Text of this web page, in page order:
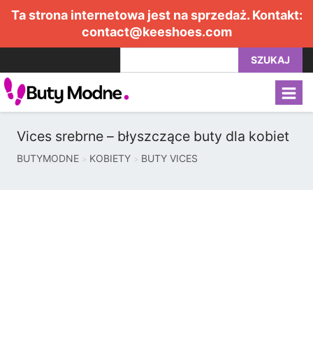
Ta strona internetowa jest na sprzedaż. Kontakt:
contact@keeshoes.com
SZUKAJ
Vices srebrne – błyszczące buty dla kobiet
BUTYMODNE KOBIETY BUTY VICES